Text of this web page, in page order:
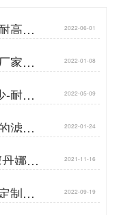
高温 2022-06-01
家口 2022-01-08
-耐酸 2022-05-09
滤布 2022-01-24
娜鸶 2021-11-16
制耐 2022-09-19